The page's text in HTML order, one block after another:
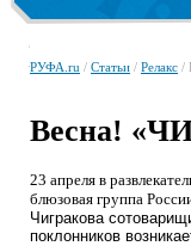
РУФА.ru / Статьи / Релакс /
Весна!
23 апреля в
блюзовая группа
Чигракова
поклонников